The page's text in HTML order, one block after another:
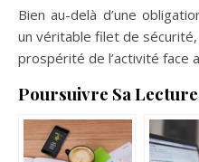
Bien au-delà d’une
un véritable filet de
prospérité de l’activité face
Poursuivre Sa Lecture